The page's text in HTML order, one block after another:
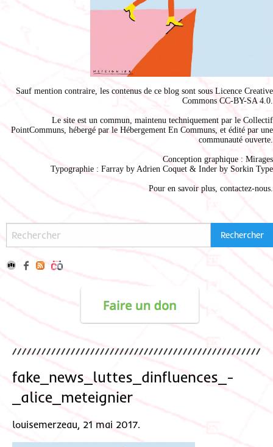
Sauf mention contraire, les contenus de ce blog sont sous Licence Creative
Commons CC-BY-SA 4.0
Le site est un commun, maintenu techniquement par le Collectif
PointCommuns , hébergé par le Hébergement En Communs , et édité par une
communauté ouverte.
Conception graphique : Mirages
Typographie : Farray by Adrien Coquet & Inder by Sorkin Type
Pour en savoir plus, contactez-nous
fake_news_luttes_dinfluences_-
_alice_meteignier
louisemerzeau, 21 mai 2017.